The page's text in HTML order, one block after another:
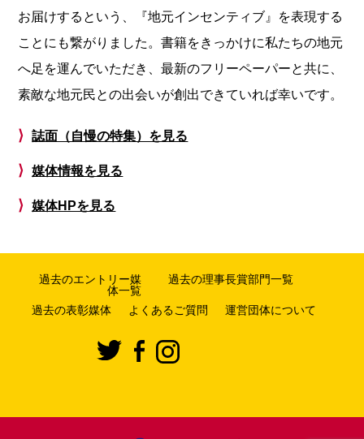
お届けするという、『地元インセンティブ』を表現する
ことにも繋がりました。書籍をきっかけに私たちの地元
へ足を運んでいただき、最新のフリーペーパーと共に、
素敵な地元民との出会いが創出できていれば幸いです。
⟩ 誌面（自慢の特集）を見る
⟩ 媒体情報を見る
⟩ 媒体HPを見る
過去のエントリー媒
体一覧
過去の理事長賞部門一覧
過去の表彰媒体 よくあるご質問 運営団体について